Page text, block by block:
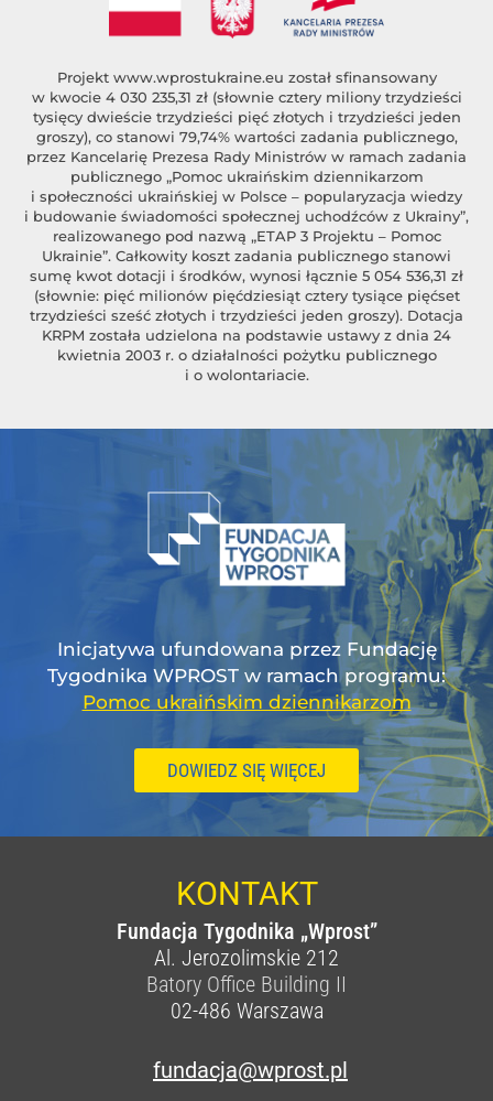
Projekt www.wprostukraine.eu został sfinansowany
w kwocie 4 030 235,31 zł (słownie cztery miliony trzydzieści
tysięcy dwieście trzydzieści pięć złotych i trzydzieści jeden
groszy), co stanowi 79,74% wartości zadania publicznego,
przez Kancelarię Prezesa Rady Ministrów w ramach zadania
publicznego „Pomoc ukraińskim dziennikarzom
i społeczności ukraińskiej w Polsce – popularyzacja wiedzy
i budowanie świadomości społecznej uchodźców z Ukrainy”,
realizowanego pod nazwą „ETAP 3 Projektu – Pomoc
Ukrainie”. Całkowity koszt zadania publicznego stanowi
sumę kwot dotacji i środków, wynosi łącznie 5 054 536,31 zł
(słownie: pięć milionów pięćdziesiąt cztery tysiące pięćset
trzydzieści sześć złotych i trzydzieści jeden groszy). Dotacja
KRPM została udzielona na podstawie ustawy z dnia 24
kwietnia 2003 r. o działalności pożytku publicznego
i o wolontariacie.
Inicjatywa ufundowana przez Fundację
Tygodnika WPROST w ramach programu:
Pomoc ukraińskim dziennikarzom
DOWIEDZ SIĘ WIĘCEJ
KONTAKT
Fundacja Tygodnika „Wprost”
Al. Jerozolimskie 212
Batory Office Building II
02-486 Warszawa
fundacja@wprost.pl